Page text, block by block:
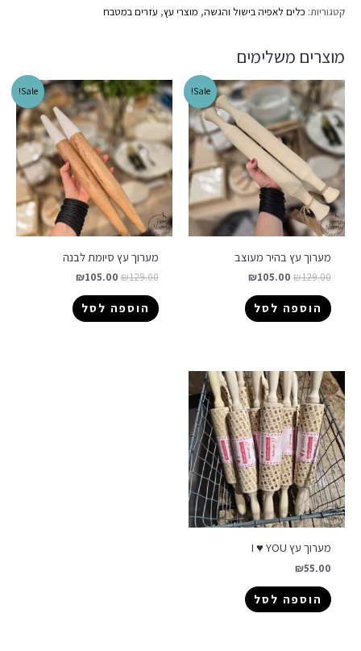
קטגוריות: כלים לאפיה בישול והגשה, מוצרי עץ, עזרים במטבח
מוצרים משלימים
Sale!
מערוך עץ בהיר מעוצב
₪129.00
₪105.00
הוספה לסל
Sale!
מערוך עץ סיומת לבנה
₪129.00
₪105.00
הוספה לסל
מערוך עץ I ♥ YOU
₪55.00
הוספה לסל